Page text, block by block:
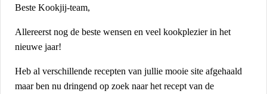
Beste Kookjij-team,
Allereerst nog de beste wensen en veel kookplezier in het
nieuwe jaar!
Heb al verschillende recepten van jullie mooie site afgehaald
maar ben nu dringend op zoek naar het recept van de